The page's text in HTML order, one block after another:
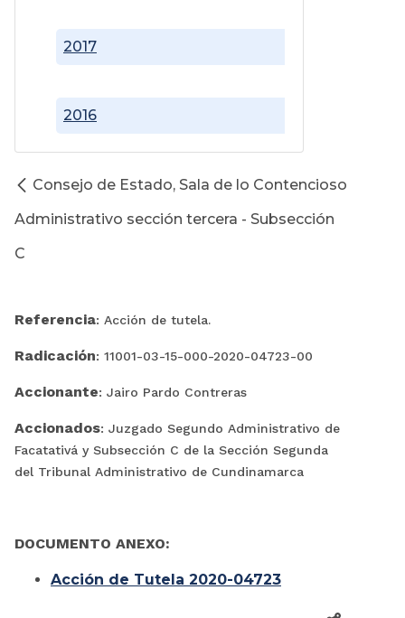
2016
2017
Consejo de Estado, Sala de lo Contencioso
Administrativo sección tercera - Subsección
C
Referencia: Acción de tutela.
Radicación: 11001-03-15-000-2020-04723-00
Accionante: Jairo Pardo Contreras
Accionados: Juzgado Segundo Administrativo de
Facatativá y Subsección C de la Sección Segunda
del Tribunal Administrativo de Cundinamarca
DOCUMENTO ANEXO:
Acción de Tutela 2020-04723